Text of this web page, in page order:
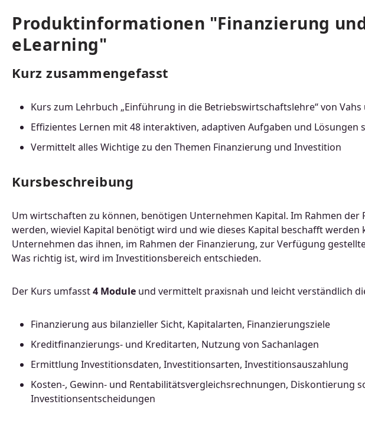
Produktinformationen "Finanzierung
eLearning"
Kurz zusammengefasst
Kurs zum Lehrbuch „Einführung in die Betriebswirtschaftslehre“ von Vahs
Effizientes Lernen mit 48 interaktiven, adaptiven Aufgaben und Lösungen
Vermittelt alles Wichtige zu den Themen Finanzierung und Investition
Kursbeschreibung
Um wirtschaften zu können, benötigen Unternehmen Kapital. Im Rahmen
werden, wieviel Kapital benötigt wird und wie dieses Kapital beschafft werden
Unternehmen das ihnen, im Rahmen der Finanzierung, zur Verfügung
Was richtig ist, wird im Investitionsbereich entschieden.
Der Kurs umfasst4 Module und vermittelt praxisnah und leicht verständlich
Finanzierung aus bilanzieller Sicht, Kapitalarten, Finanzierungsziele
Kreditfinanzierungs- und Kreditarten, Nutzung von Sachanlagen
Ermittlung Investitionsdaten, Investitionsarten, Investitionsauszahlung
Kosten-, Gewinn- und Rentabilitätsvergleichsrechnungen, Diskontierung
Investitionsentscheidungen